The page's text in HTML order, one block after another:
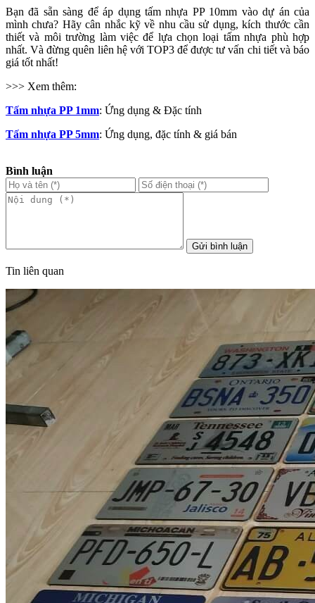
Bạn đã sẵn sàng để áp dụng tấm nhựa PP 10mm vào dự án của
mình chưa? Hãy cân nhắc kỹ về nhu cầu sử dụng, kích thước cần
thiết và môi trường làm việc để lựa chọn loại tấm nhựa phù hợp
nhất. Và đừng quên liên hệ với TOP3 để được tư vấn chi tiết và báo
giá tốt nhất!
>>> Xem thêm:
Tấm nhựa PP 1mm: Ứng dụng & Đặc tính
Tấm nhựa PP 5mm: Ứng dụng, đặc tính & giá bán
Bình luận
Gửi bình luận
Tin liên quan